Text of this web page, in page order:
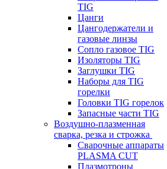
TIG
Цанги
Цангодержатели и
газовые линзы
Сопло газовое TIG
Изоляторы TIG
Заглушки TIG
Наборы для TIG
горелки
Головки TIG горелок
Запасные части TIG
Воздушно-плазменная
сварка, резка и строжка
Сварочные аппараты
PLASMA CUT
Плазмотроны